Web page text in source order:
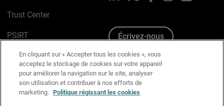
Trust Center
PSIRT
Avis sur les cookies
Politique de confidentialité
Charte Graphique
Écrivez-nous
En cliquant sur « Accepter tous les cookies », vous
acceptez le stockage de cookies sur votre appareil
pour améliorer la navigation sur le site, analyser
son utilisation et contribuer à nos efforts de
marketing. Politique régissant les cookies